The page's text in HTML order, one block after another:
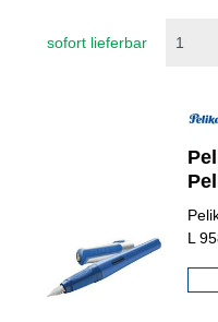
sofort lieferbar
L